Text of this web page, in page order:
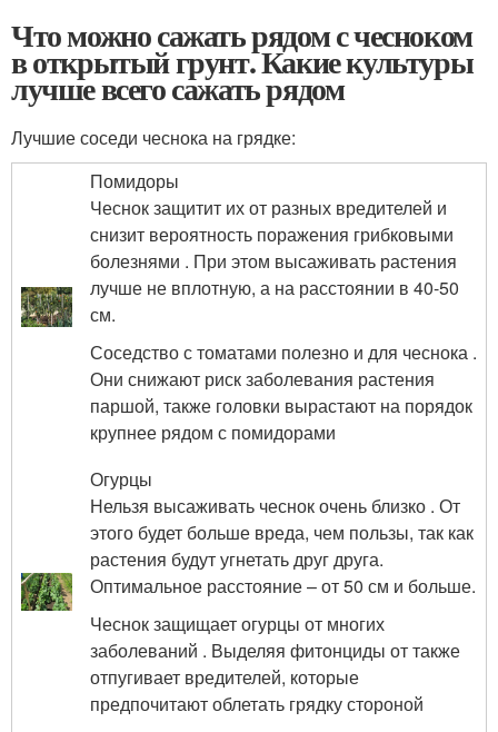
Что можно сажать рядом с чесноком
в открытый грунт. Какие культуры
лучше всего сажать рядом
Лучшие соседи чеснока на грядке:
Помидоры
Чеснок защитит их от разных вредителей и
снизит вероятность поражения грибковыми
болезнями . При этом высаживать растения
лучше не вплотную, а на расстоянии в 40-50
см.
Соседство с томатами полезно и для чеснока .
Они снижают риск заболевания растения
паршой, также головки вырастают на порядок
крупнее рядом с помидорами
Огурцы
Нельзя высаживать чеснок очень близко . От
этого будет больше вреда, чем пользы, так как
растения будут угнетать друг друга.
Оптимальное расстояние – от 50 см и больше.
Чеснок защищает огурцы от многих
заболеваний . Выделяя фитонциды от также
отпугивает вредителей, которые
предпочитают облетать грядку стороной